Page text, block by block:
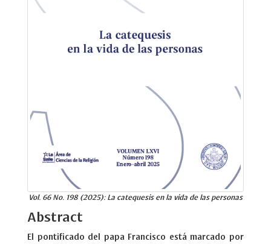
Vol. 66 No. 198 (2025): La catequesis en la vida de las personas
Abstract
El pontificado del papa Francisco está marcado por